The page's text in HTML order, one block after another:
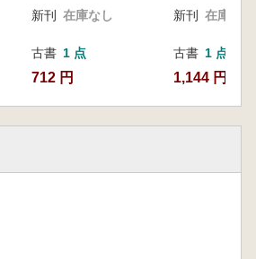
新刊 在庫なし
古書 1 点
712 円
新刊 在庫なし
古書 1 点
1,144 円